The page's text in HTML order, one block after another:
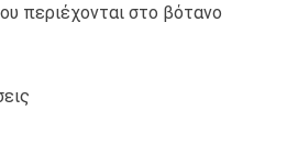
περιέχονται στο βότανο